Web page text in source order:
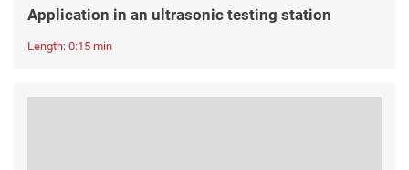
Application in an ultrasonic testing station
Length: 0:15 min